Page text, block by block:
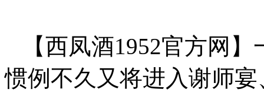
【西凤酒1952官方网】
惯例不久又将进入谢师